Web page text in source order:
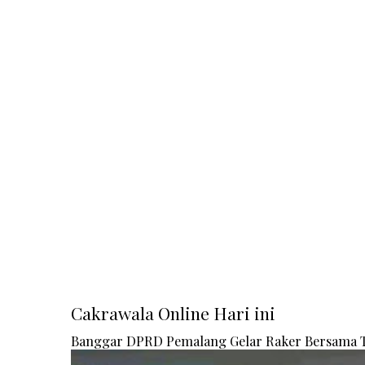
Cakrawala Online Hari ini
Banggar DPRD Pemalang Gelar Raker Bersama